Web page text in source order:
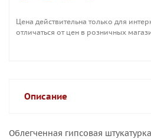
Цена действительна только для
отличаться от цен в розничных
Описание
Облегченная гипсовая